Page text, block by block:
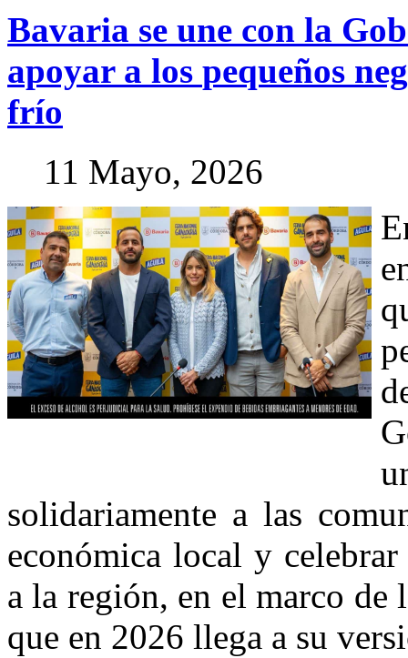
Bavaria se une con la
apoyar a los pequeños
frío
11 Mayo, 2026
solidariamente a las
económica local y
a la región, en el marco de
que en 2026 llega a su